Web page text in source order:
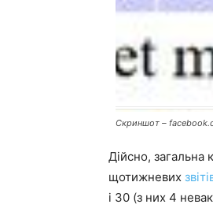
Скриншот –
Дійсно, загальна
щотижневих
і 30 (з них 4